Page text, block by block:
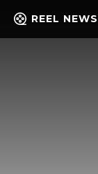
REEL NEWS